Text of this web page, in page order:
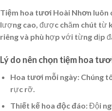
Tiệm hoa tươi Hoài Nhơn luôn
lượng cao, được chăm chút từ
riêng và phù hợp với từng dịp
Lý do nên chọn tiệm hoa
Hoa tươi mỗi ngày: Chúng
rực rỡ.
Thiết kế hoa độc đáo: Đội